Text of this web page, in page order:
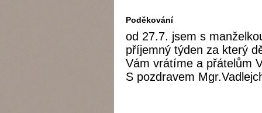
Poděkování
od 27.7. jsem s
příjemný týden za který
Vám vrátíme a přátelům
S pozdravem